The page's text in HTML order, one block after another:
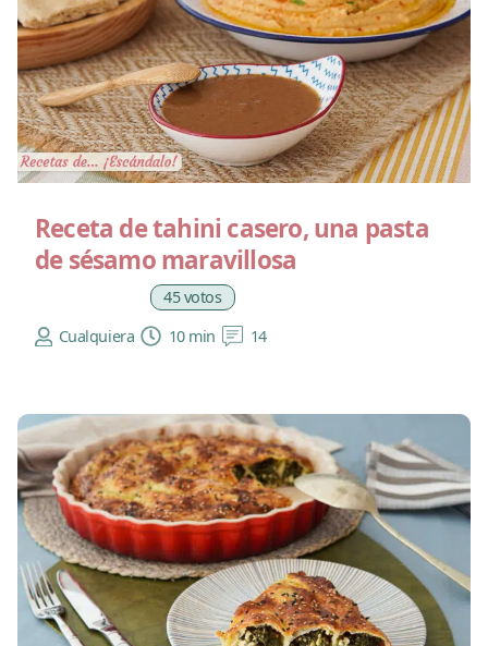
Receta de tahini casero, una pasta
de sésamo maravillosa
45 votos
Cualquiera
10 min 14